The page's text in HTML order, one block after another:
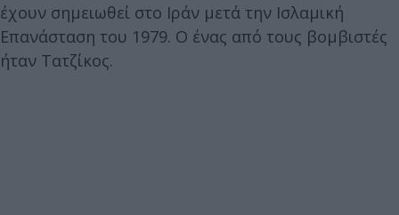
έχουν σημειωθεί στο Ιράν μετά την Ισλαμική
Επανάσταση του 1979. Ο ένας από τους βομβιστές
ήταν Τατζίκος.